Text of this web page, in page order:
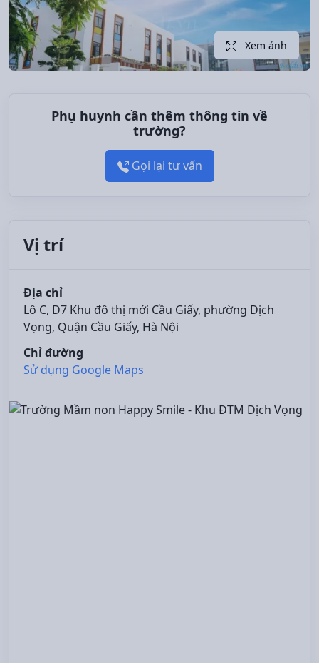
Xem ảnh
Phụ huynh cần thêm thông tin về
trường?
Gọi lại tư vấn
Vị trí
Địa chỉ
Lô C, D7 Khu đô thị mới Cầu Giấy, phường Dịch
Vọng, Quận Cầu Giấy, Hà Nội
Chỉ đường
Sử dụng Google Maps